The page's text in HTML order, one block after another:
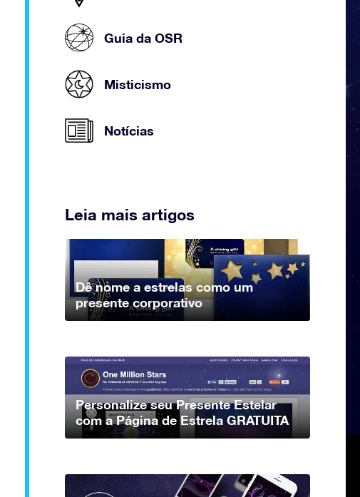
Guia da OSR
Misticismo
Notícias
Leia mais artigos
Dê nome a estrelas como um
presente corporativo
Personalize seu Presente Estelar
com a Página de Estrela GRATUITA